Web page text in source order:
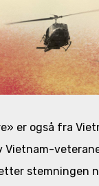
er også fra
Vietnam-
stemningen